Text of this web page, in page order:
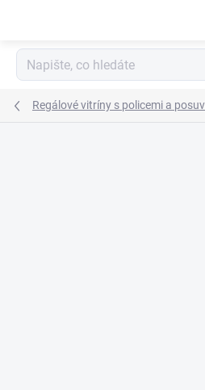
Regálové vitríny s policemi a